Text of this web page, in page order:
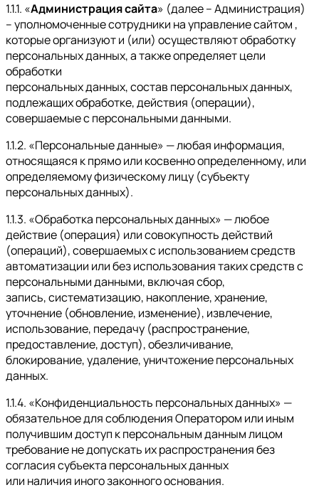
1.1.1. «Администрация сайта» (далее – Администрация)
– уполномоченные сотрудники на управление сайтом ,
которые организуют и (или) осуществляют обработку
персональных данных, а также определяет цели
обработки
персональных данных, состав персональных данных,
подлежащих обработке, действия (операции),
совершаемые с персональными данными.
1.1.2. «Персональные данные» — любая информация,
относящаяся к прямо или косвенно определенному, или
определяемому физическому лицу (субъекту
персональных данных).
1.1.3. «Обработка персональных данных» — любое
действие (операция) или совокупность действий
(операций), совершаемых с использованием средств
автоматизации или без использования таких средств с
персональными данными, включая сбор,
запись, систематизацию, накопление, хранение,
уточнение (обновление, изменение), извлечение,
использование, передачу (распространение,
предоставление, доступ), обезличивание,
блокирование, удаление, уничтожение персональных
данных.
1.1.4. «Конфиденциальность персональных данных» —
обязательное для соблюдения Оператором или иным
получившим доступ к персональным данным лицом
требование не допускать их распространения без
согласия субъекта персональных данных
или наличия иного законного основания.